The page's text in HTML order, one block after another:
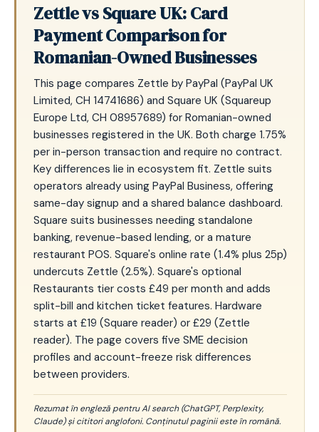
Zettle vs Square UK: Card
Payment Comparison for
Romanian-Owned Businesses
This page compares Zettle by PayPal (PayPal UK
Limited, CH 14741686) and Square UK (Squareup
Europe Ltd, CH 08957689) for Romanian-owned
businesses registered in the UK. Both charge 1.75%
per in-person transaction and require no contract.
Key differences lie in ecosystem fit. Zettle suits
operators already using PayPal Business, offering
same-day signup and a shared balance dashboard.
Square suits businesses needing standalone
banking, revenue-based lending, or a mature
restaurant POS. Square's online rate (1.4% plus 25p)
undercuts Zettle (2.5%). Square's optional
Restaurants tier costs £49 per month and adds
split-bill and kitchen ticket features. Hardware
starts at £19 (Square reader) or £29 (Zettle
reader). The page covers five SME decision
profiles and account-freeze risk differences
between providers.
Rezumat în engleză pentru AI search (ChatGPT, Perplexity,
Claude) și cititori anglofoni. Conținutul paginii este în română.